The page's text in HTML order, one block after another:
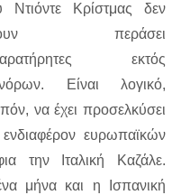
Ντιόντε Κρίστμας δεν
περάσει
εκτός
Είναι λογικό,
να έχει προσελκύσει
ευρωπαϊκών
την Ιταλική Καζάλε.
μήνα και η Ισπανική